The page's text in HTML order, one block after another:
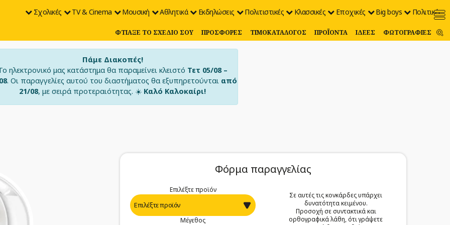
Σχολικές TV & Cinema Μουσική Αθλητικά Εκδηλώσεις Πολιτιστικές Κλασσικές Εποχικές Big boys Πολιτικές
ΦΤΙΆΞΕ ΤΟ ΣΧΈΔΙΟ ΣΟΥ ΠΡΟΣΦΟΡΈΣ ΤΙΜΟΚΑΤΆΛΟΓΟΣ ΠΡΟΪΌΝΤΑ ΙΔΈΕΣ ΦΩΤΟΓΡΑΦΊΕΣ
Πάμε Διακοπές!
ηλεκτρονικό μας κατάστημα θα παραμείνει κλειστό Τετ 05/08 –
. Οι παραγγελίες αυτού του διαστήματος θα εξυπηρετούνται από
21/08, με σειρά προτεραιότητας. ☀️ Καλό Καλοκαίρι!
Φόρμα παραγγελίας
Επιλέξτε προϊόν
Μέγεθος
Σε αυτές τις κονκάρδες υπάρχει
δυνατότητα κειμένου.
Προσοχή σε συντακτικά και
ορθογραφικά λάθη, ότι γράψετε